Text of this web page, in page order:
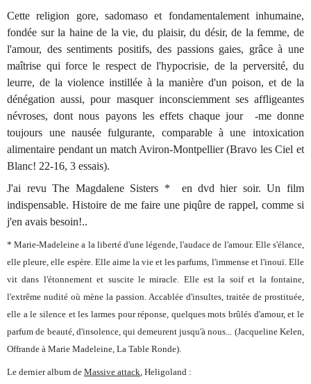
Cette religion gore, sadomaso et fondamentalement inhumaine,
fondée sur la haine de la vie, du plaisir, du désir, de la femme, de
l'amour, des sentiments positifs, des passions gaies, grâce à une
maîtrise qui force le respect de l'hypocrisie, de la perversité, du
leurre, de la violence instillée à la manière d'un poison, et de la
dénégation aussi, pour masquer inconsciemment ses affligeantes
névroses, dont nous payons les effets chaque jour -me donne
toujours une nausée fulgurante, comparable à une intoxication
alimentaire pendant un match Aviron-Montpellier (Bravo les Ciel et
Blanc! 22-16, 3 essais).
J'ai revuThe Magdalene Sisters * en dvd hier soir. Un film
indispensable. Histoire de me faire une piqûre de rappel, comme si
j'en avais besoin!..
* Marie-Madeleine a la liberté d'une légende, l'audace de l'amour. Elle s'élance,
elle pleure, elle espère. Elle aime la vie et les parfums, l'immense et l'inouï. Elle
vit dans l'étonnement et suscite le miracle. Elle est la soif et la fontaine,
l'extrême nudité où mène la passion. Accablée d'insultes, traitée de prostituée,
elle a le silence et les larmes pour réponse, quelques mots brûlés d'amour, et le
parfum de beauté, d'insolence, qui demeurent jusqu'à nous... (Jacqueline Kelen,
Offrande à Marie Madeleine, La Table Ronde).
Le dernier album deMassive attack,Heligoland :